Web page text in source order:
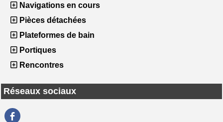
Navigations en cours
Pièces détachées
Plateformes de bain
Portiques
Rencontres
Réseaux sociaux